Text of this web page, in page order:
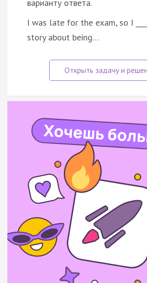
варианту ответа.
I was late for the exam, so I
story about being…